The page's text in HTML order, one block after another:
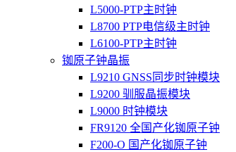
L5000-PTP主时钟
L8700 PTP电信级主时钟
L6100-PTP主时钟
铷原子钟晶振
L9210 GNSS同步时钟模块
L9200 驯服晶振模块
L9000 时钟模块
FR9120 全国产化铷原子钟
F200-O 国产化铷原子钟